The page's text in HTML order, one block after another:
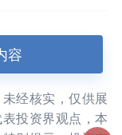
容
经核实，仅供展
投资界观点，本